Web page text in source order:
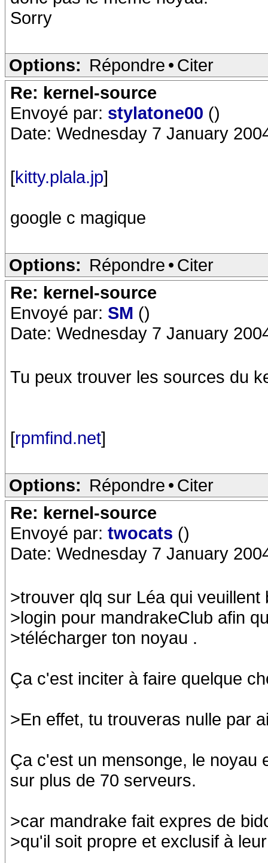
Sorry
Options: Répondre • Citer
Re: kernel-source
Envoyé par: stylatone00 ()
Date: Wednesday 7 January
[kitty.plala.jp]
google c magique
Options: Répondre • Citer
Re: kernel-source
Envoyé par: SM ()
Date: Wednesday 7 January
Tu peux trouver les sources du
[rpmfind.net]
Options: Répondre • Citer
Re: kernel-source
Envoyé par: twocats ()
Date: Wednesday 7 January
>trouver qlq sur Léa qui veuillent
>login pour mandrakeClub afin
>télécharger ton noyau .
Ça c'est inciter à faire quelque
>En effet, tu trouveras nulle par
Ça c'est un mensonge, le noyau
sur plus de 70 serveurs.
>car mandrake fait expres de
>qu'il soit propre et exclusif à